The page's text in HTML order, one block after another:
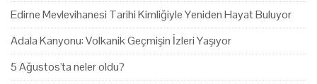
Edirne Mevlevihanesi Tarihi Kimliğiyle Yeniden Hayat Buluyor
Adala Kanyonu: Volkanik Geçmişin İzleri Yaşıyor
5 Ağustos'ta neler oldu?